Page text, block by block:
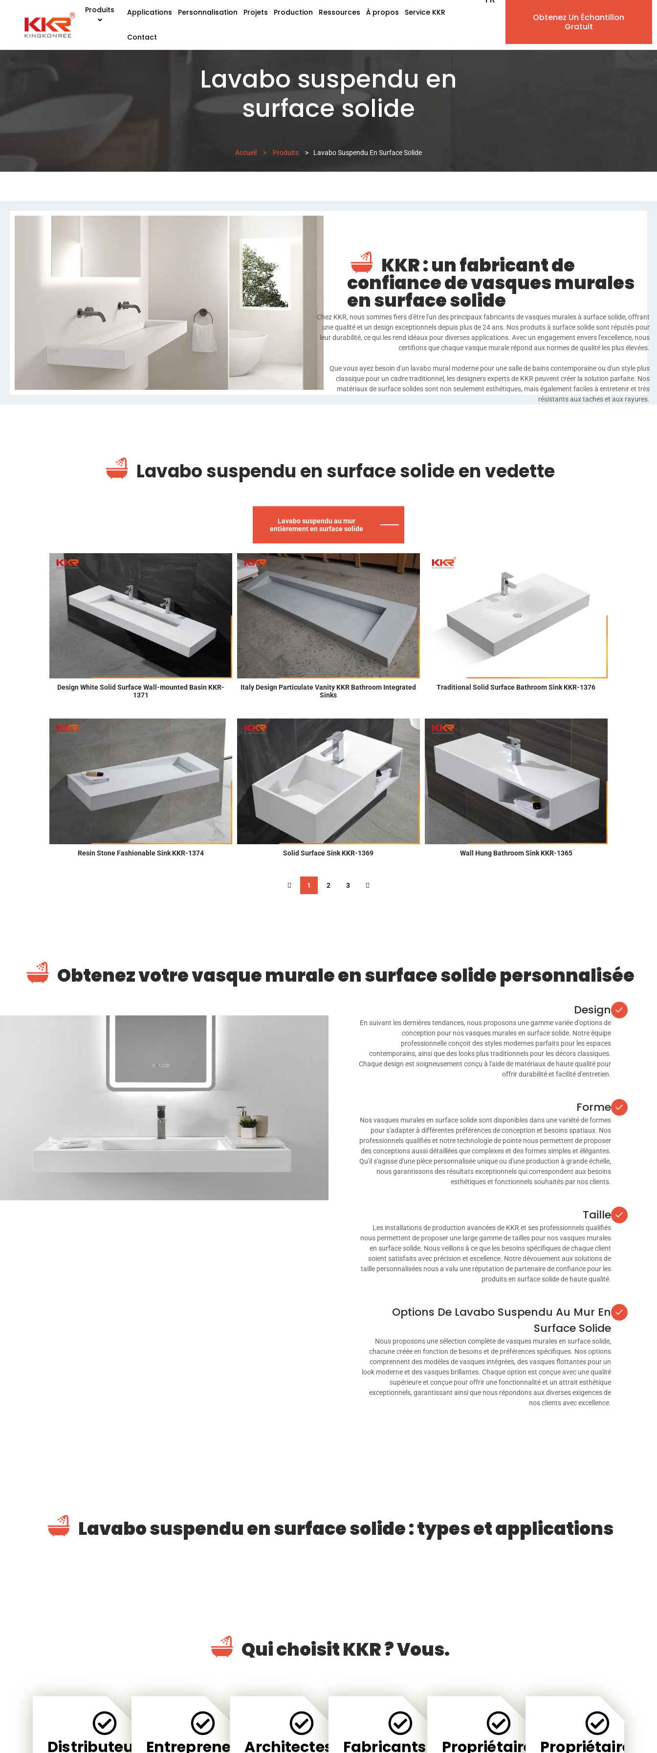
Produits Applications Personnalisation Projets Production Ressources À propos Service KKR
Contact
AR
Obtenez Un Échantillon
Gratuit
Lavabo suspendu en
surface solide
Accueil > Produits > Lavabo Suspendu En Surface Solide
KKR : un fabricant de
confiance de vasques murales
en surface solide
Chez KKR, nous sommes fiers d'être l'un des principaux fabricants de vasques murales à surface solide, offrant
une qualité et un design exceptionnels depuis plus de 24 ans. Nos produits à surface solide sont réputés pour
leur durabilité, ce qui les rend idéaux pour diverses applications. Avec un engagement envers l'excellence, nous
certifions que chaque vasque murale répond aux normes de qualité les plus élevées.
Que vous ayez besoin d'un lavabo mural moderne pour une salle de bains contemporaine ou d'un style plus
classique pour un cadre traditionnel, les designers experts de KKR peuvent créer la solution parfaite. Nos
matériaux de surface solides sont non seulement esthétiques, mais également faciles à entretenir et très
résistants aux taches et aux rayures.
Lavabo suspendu en surface solide en vedette
Lavabo suspendu au mur
entièrement en surface solide
Design White Solid Surface Wall-mounted Basin KKR-
1371
Italy Design Particulate Vanity KKR Bathroom Integrated
Sinks
Traditional Solid Surface Bathroom Sink KKR-1376
Resin Stone Fashionable Sink KKR-1374 Solid Surface Sink KKR-1369 Wall Hung Bathroom Sink KKR-1365
1 2 3
Obtenez votre vasque murale en surface solide personnalisée
Design
En suivant les dernières tendances, nous proposons une gamme variée d'options de
conception pour nos vasques murales en surface solide. Notre équipe
professionnelle conçoit des styles modernes parfaits pour les espaces
contemporains, ainsi que des looks plus traditionnels pour les décors classiques.
Chaque design est soigneusement conçu à l'aide de matériaux de haute qualité pour
offrir durabilité et facilité d'entretien.
Forme
Nos vasques murales en surface solide sont disponibles dans une variété de formes
pour s'adapter à différentes préférences de conception et besoins spatiaux. Nos
professionnels qualifiés et notre technologie de pointe nous permettent de proposer
des conceptions aussi détaillées que complexes et des formes simples et élégantes.
Qu'il s'agisse d'une pièce personnalisée unique ou d'une production à grande échelle,
nous garantissons des résultats exceptionnels qui correspondent aux besoins
esthétiques et fonctionnels souhaités par nos clients.
Taille
Les installations de production avancées de KKR et ses professionnels qualifiés
nous permettent de proposer une large gamme de tailles pour nos vasques murales
en surface solide. Nous veillons à ce que les besoins spécifiques de chaque client
soient satisfaits avec précision et excellence. Notre dévouement aux solutions de
taille personnalisées nous a valu une réputation de partenaire de confiance pour les
produits en surface solide de haute qualité.
Options De Lavabo Suspendu Au Mur En
Surface Solide
Nous proposons une sélection complète de vasques murales en surface solide,
chacune créée en fonction de besoins et de préférences spécifiques. Nos options
comprennent des modèles de vasques intégrées, des vasques flottantes pour un
look moderne et des vasques brillantes. Chaque option est conçue avec une qualité
supérieure et conçue pour offrir une fonctionnalité et un attrait esthétique
exceptionnels, garantissant ainsi que nous répondons aux diverses exigences de
nos clients avec excellence.
Lavabo suspendu en surface solide : types et applications
Qui choisit KKR ? Vous.
DistributeursEntrepreneursArchitectes Fabricants Propriétaires Propriétaires